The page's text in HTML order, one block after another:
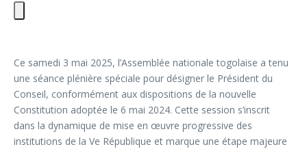
Ce samedi 3 mai 2025, l’Assemblée nationale togolaise a tenu
une séance plénière spéciale pour désigner le Président du
Conseil, conformément aux dispositions de la nouvelle
Constitution adoptée le 6 mai 2024. Cette session s’inscrit
dans la dynamique de mise en œuvre progressive des
institutions de la Ve République et marque une étape majeure